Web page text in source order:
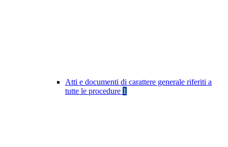
Atti e documenti di carattere generale riferiti a
tutte le procedure 1